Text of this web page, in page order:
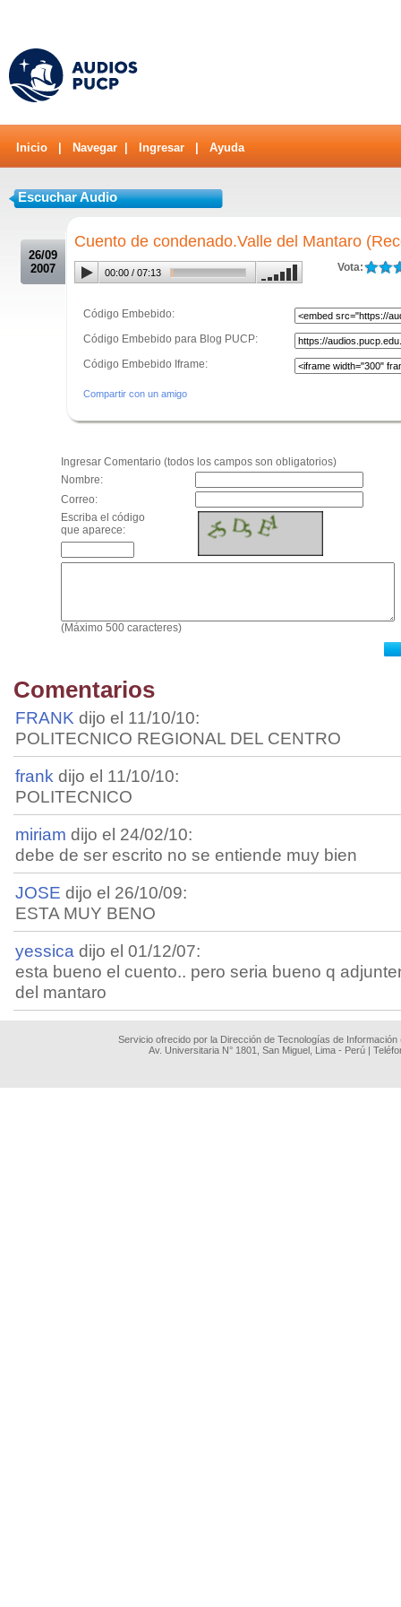
Inicio Navegar Ingresar Ayuda
Escuchar Audio
26/09
2007
Cuento de condenado.Valle del Mantaro
Vota:
00:00 / 07:13
Código Embebido:
Código Embebido para Blog PUCP:
Código Embebido Iframe:
Compartir con un amigo
Ingresar Comentario (todos los campos son obligatorios)
Nombre:
Correo:
Escriba el código
que aparece:
(Máximo 500 caracteres)
Comentarios
FRANK dijo el 11/10/10:
POLITECNICO REGIONAL DEL CENTRO
frank dijo el 11/10/10:
POLITECNICO
miriam dijo el 24/02/10:
debe de ser escrito no se entiende muy bien
JOSE dijo el 26/10/09:
ESTA MUY BENO
yessica dijo el 01/12/07:
esta bueno el cuento.. pero seria bueno q
del mantaro
Servicio ofrecido por la Dirección de Tecnologías de
Av. Universitaria N° 1801, San Miguel, Lima - Perú |